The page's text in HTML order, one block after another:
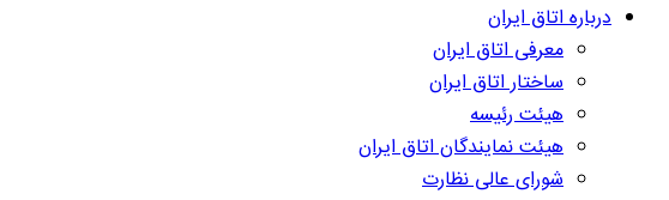
درباره اتاق ایران
معرفی اتاق ایران
ساختار اتاق ایران
هیئت رئیسه
هیئت نمایندگان اتاق ایران
شورای عالی نظارت